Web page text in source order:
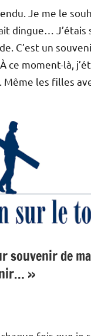
Je me le
dingue… J’étais
C’est un
ce moment-là,
les filles
souvenir de
»